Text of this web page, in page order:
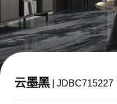
云墨黑 | JDBC715227